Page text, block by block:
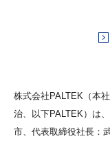
株式会社PALTEK（本
治、以下PALTEK）は
市、代表取締役社長：